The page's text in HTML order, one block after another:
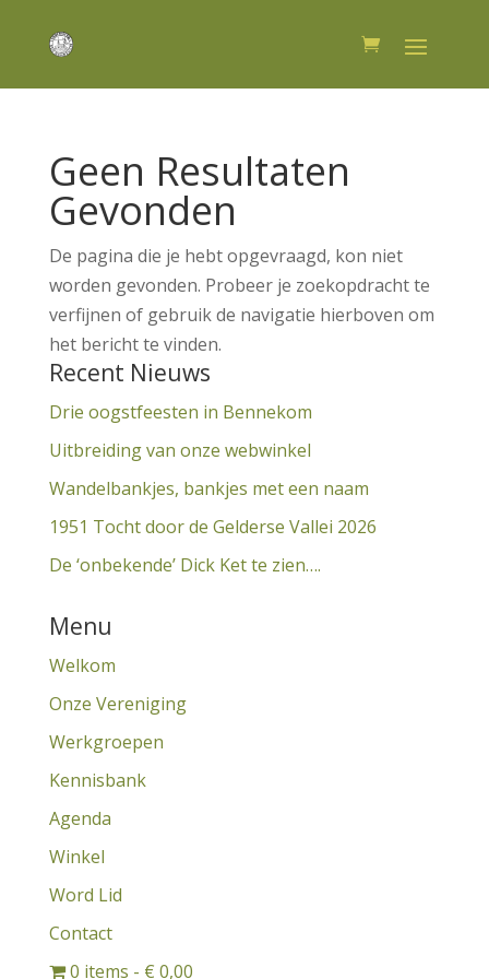
Geen Resultaten
Gevonden
De pagina die je hebt opgevraagd, kon niet
worden gevonden. Probeer je zoekopdracht te
verfijnen of gebruik de navigatie hierboven om
het bericht te vinden.
Recent Nieuws
Drie oogstfeesten in Bennekom
Uitbreiding van onze webwinkel
Wandelbankjes, bankjes met een naam
1951 Tocht door de Gelderse Vallei 2026
De ‘onbekende’ Dick Ket te zien….
Menu
Welkom
Onze Vereniging
Werkgroepen
Kennisbank
Agenda
Winkel
Word Lid
Contact
0 items
€ 0,00